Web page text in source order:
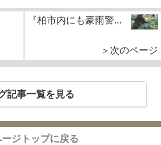
『柏市内にも豪雨警...
＞次のページ
記事一覧を見る
ージトップに戻る